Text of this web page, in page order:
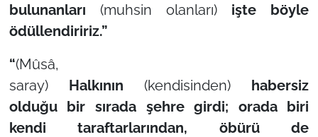
bulunanları (muhsin olanları) işte böyle
ödüllendiririz.”
“(Mûsâ,
saray)Halkının (kendisinden) habersiz
olduğu bir sırada şehre girdi; orada biri
kendi taraftarlarından, öbürü de